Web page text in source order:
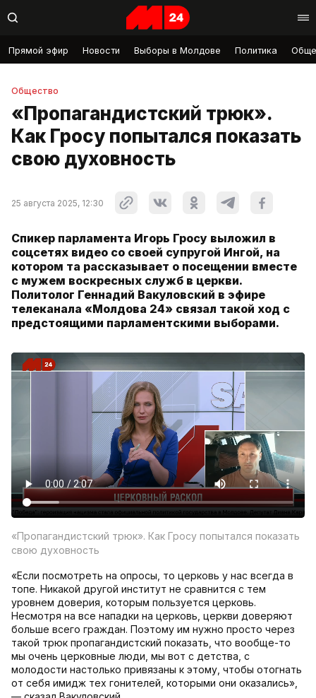
Прямой эфир Новости Выборы в Молдове Политика
Общество
«Пропагандистский трюк».
Как Гросу попытался показать
свою духовность
25 августа 2025, 12:30
Спикер парламента Игорь Гросу выложил в
соцсетях видео со своей супругой Ингой, на
котором та рассказывает о посещении вместе
с мужем воскресных служб в церкви.
Политолог Геннадий Вакуловский в эфире
телеканала «Молдова 24» связал такой ход с
предстоящими парламентскими выборами.
«Пропагандистский трюк». Как Гросу попытался показать
свою духовность
«Если посмотреть на опросы, то церковь у нас всегда в
топе. Никакой другой институт не сравнится с тем
уровнем доверия, которым пользуется церковь.
Несмотря на все нападки на церковь, церкви доверяют
больше всего граждан. Поэтому им нужно просто через
такой трюк пропагандистский показать, что вообще-то
мы очень церковные люди, мы вот с детства, с
молодости настолько привязаны к этому, чтобы отогнать
от себя имидж тех гонителей, которыми они оказались»,